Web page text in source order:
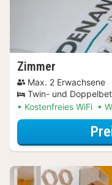
Zimmer
Max. 2 Erwachsene
Twin- und
Kostenfreies WiFi